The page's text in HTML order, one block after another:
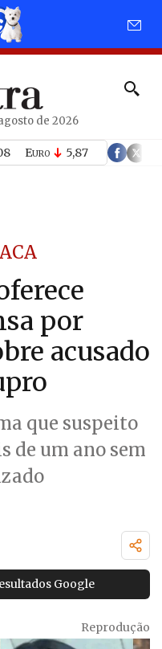
de 2026
Euro 5,87
por
acusado
que suspeito
de um ano sem
Google
Reprodução